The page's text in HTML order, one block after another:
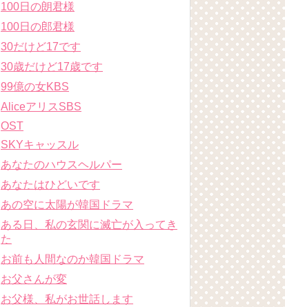
100日の朗君様
100日の郎君様
30だけど17です
30歳だけど17歳です
99億の女KBS
AliceアリスSBS
OST
SKYキャッスル
あなたのハウスヘルパー
あなたはひどいです
あの空に太陽が韓国ドラマ
ある日、私の玄関に滅亡が入ってき
た
お前も人間なのか韓国ドラマ
お父さんが変
お父様、私がお世話します